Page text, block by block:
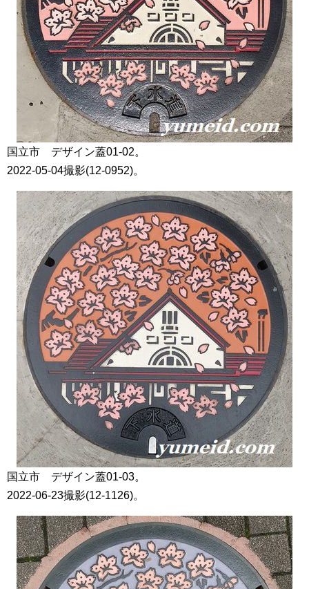
国立市 デザイン蓋01-02。
2022-05-04撮影(12-0952)。
国立市 デザイン蓋01-03。
2022-06-23撮影(12-1126)。